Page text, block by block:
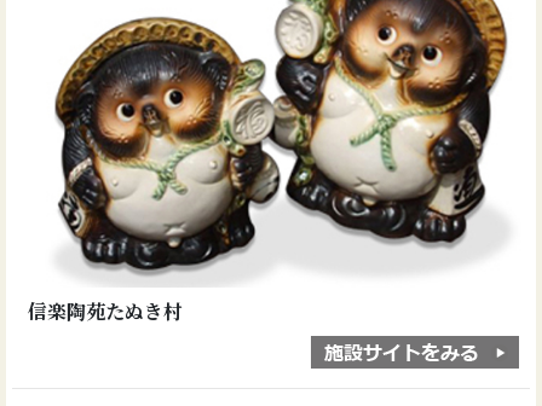
信楽陶苑たぬき村